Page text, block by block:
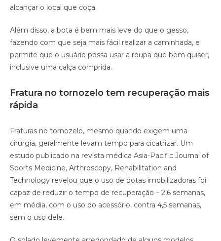
alcançar o local que coça.
Além disso, a bota é bem mais leve do que o gesso,
fazendo com que seja mais fácil realizar a caminhada, e
permite que o usuário possa usar a roupa que bem quiser,
inclusive uma calça comprida.
Fratura no tornozelo tem recuperação mais
rápida
Fraturas no tornozelo, mesmo quando exigem uma
cirurgia, geralmente levam tempo para cicatrizar. Um
estudo publicado na revista médica Asia-Pacific Journal of
Sports Medicine, Arthroscopy, Rehabilitation and
Technology revelou que o uso de botas imobilizadoras foi
capaz de reduzir o tempo de recuperação – 2,6 semanas,
em média, com o uso do acessório, contra 4,5 semanas,
sem o uso dele.